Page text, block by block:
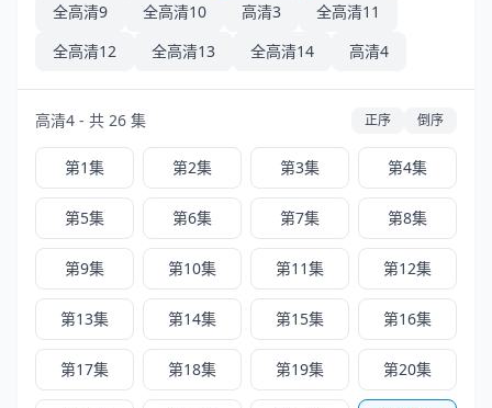
全高清9
全高清10 高清3
全高清11
全高清12
全高清13 全高清14 高清4
高清4 - 共 26 集 正序 倒序
第1集 第2集 第3集 第4集
第5集 第6集 第7集 第8集
第9集 第10集 第11集 第12集
第13集 第14集 第15集 第16集
第17集 第18集 第19集 第20集